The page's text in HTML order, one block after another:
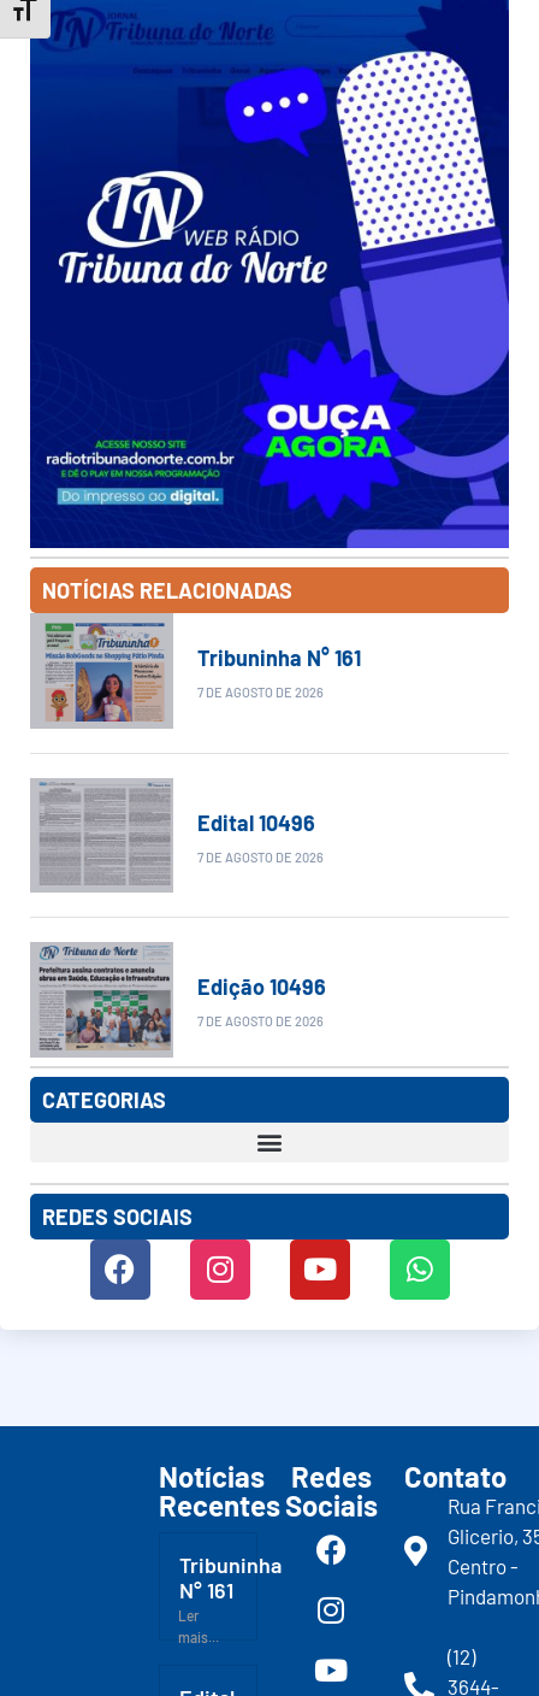
Toggle Font size
NOTÍCIAS RELACIONADAS
Tribuninha N° 161
7 DE AGOSTO DE 2026
Edital 10496
7 DE AGOSTO DE 2026
Edição 10496
7 DE AGOSTO DE 2026
CATEGORIAS
REDES SOCIAIS
Notícias
Recentes
Tribuninha
N° 161
Ler
mais...
Redes
Sociais
Contato
Rua
Glicerio,
Centro -
(12)
3644-